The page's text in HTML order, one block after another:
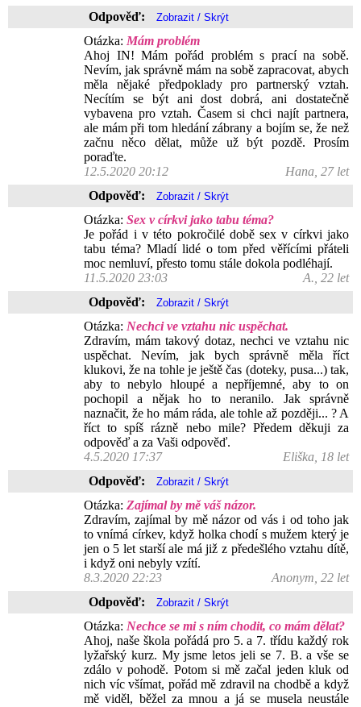
Odpověď:
Otázka: Mám problém
Ahoj IN! Mám pořád problém s prací na sobě.
Nevím, jak správně mám na sobě zapracovat, abych
měla nějaké předpoklady pro partnerský vztah.
Necítím se být ani dost dobrá, ani dostatečně
vybavena pro vztah. Časem si chci najít partnera,
ale mám při tom hledání zábrany a bojím se, že než
začnu něco dělat, může už být pozdě. Prosím
poraďte.
12.5.2020 20:12
Hana, 27 let
Odpověď:
Otázka: Sex v církvi jako tabu téma?
Je pořád i v této pokročilé době sex v církvi jako
tabu téma? Mladí lidé o tom před věřícími přáteli
moc nemluví, přesto tomu stále dokola podléhají.
11.5.2020 23:03
A., 22 let
Odpověď:
Otázka: Nechci ve vztahu nic uspěchat.
Zdravím, mám takový dotaz, nechci ve vztahu nic
uspěchat. Nevím, jak bych správně měla říct
klukovi, že na tohle je ještě čas (doteky, pusa...) tak,
aby to nebylo hloupé a nepříjemné, aby to on
pochopil a nějak ho to neranilo. Jak správně
naznačit, že ho mám ráda, ale tohle až později... ? A
říct to spíš rázně nebo mile? Předem děkuji za
odpověď a za Vaši odpověď.
4.5.2020 17:37
Eliška, 18 let
Odpověď:
Otázka: Zajímal by mě váš názor.
Zdravím, zajímal by mě názor od vás i od toho jak
to vnímá církev, když holka chodí s mužem který je
jen o 5 let starší ale má již z předešlého vztahu dítě,
i když oni nebyly vzítí.
8.3.2020 22:23
Anonym, 22 let
Odpověď:
Otázka: Nechce se mi s ním chodit, co mám dělat?
Ahoj, naše škola pořádá pro 5. a 7. třídu každý rok
lyžařský kurz. My jsme letos jeli se 7. B. a vše se
zdálo v pohodě. Potom si mě začal jeden kluk od
nich víc všímat, pořád mě zdravil na chodbě a když
mě viděl, běžel za mnou a já se musela neustále